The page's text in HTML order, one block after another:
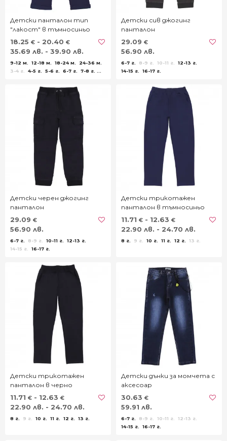
Детски панталон тип
"лакост" в тъмносиньо
18.25 € - 20.40 €
35.69 лв. - 39.90 лв.
9-12 м. 12-18 м. 18-24 м.
24-36 м.
3-4 г.
4-5 г. 5-6 г. 6-7 г.
7-8 г.
Детски сив джогинг
панталон
29.09 €
56.90 лв.
6-7 г. 8-9 г. 10-11 г.
12-13 г.
14-15 г.
16-17 г.
Детски черен джогинг
панталон
29.09 €
56.90 лв.
6-7 г. 8-9 г. 10-11 г.
12-13 г.
14-15 г.
16-17 г.
Детски трикотажен
панталон в тъмносиньо
11.71 € - 12.63 €
22.90 лв. - 24.70 лв.
8 г. 9 г. 10 г. 11 г. 12 г. 13 г.
Детски трикотажен
панталон в черно
11.71 € - 12.63 €
22.90 лв. - 24.70 лв.
8 г. 9 г. 10 г. 11 г. 12 г. 13 г.
Детски дънки за момчета с
аксесоар
30.63 €
59.91 лв.
6-7 г. 8-9 г. 10-11 г.
12-13 г.
14-15 г.
16-17 г.